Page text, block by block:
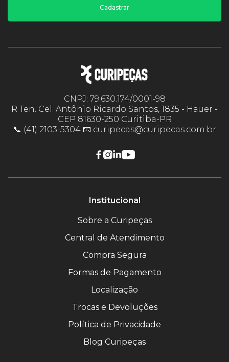
Cadastrar
CNPJ: 79.630.174/0001-98
R Ten. Cel. Antônio Ricardo Santos, 1835 - Hauer -
CEP 81630-250 Curitiba-PR
📞 (41) 2103-5304 📧 curipecas@curipecas.com.br
Institucional
Sobre a Curipeças
Central de Atendimento
Compra Segura
Formas de Pagamento
Localização
Trocas e Devoluções
Política de Privacidade
Blog Curipeças